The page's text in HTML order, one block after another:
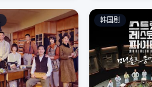
韩国剧